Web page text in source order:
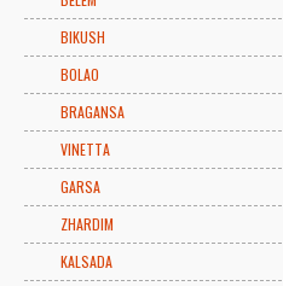
BIKUSH
BOLAO
BRAGANSA
VINETTA
GARSA
ZHARDIM
KALSADA